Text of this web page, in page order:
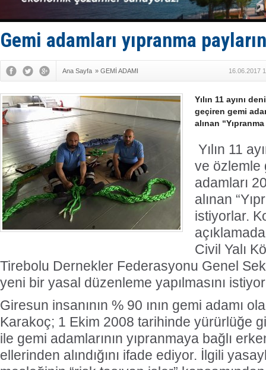
SES
Kargıcak
İstanbul:
Gemi adamları yıpranma
Ana Sayfa » GEMİ ADAMI 16.06.2017
Yılın 11 ayını
geçiren gemi
alınan
Yılın 11
ve özlemle
adamları
alınan
istiyorlar.
Civil Yalı
Tirebolu Dernekler Federasyonu Genel
yeni bir yasal düzenleme yapılmasını
Giresun insanının % 90 ının gemi adamı
Karakoç; 1 Ekim 2008 tarihinde yürürlüğe
ile gemi adamlarının yıpranmaya bağlı
ellerinden alındığını ifade ediyor. İlgili